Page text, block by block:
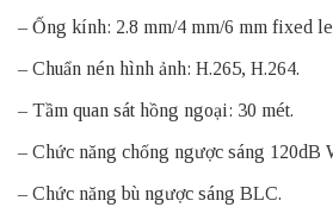
– Ống kính: 2.8 mm/4 mm/6 mm fixed
– Chuẩn nén hình ảnh: H.265, H.264.
– Tầm quan sát hồng ngoại: 30 mét.
– Chức năng chống ngược sáng 120dB
– Chức năng bù ngược sáng BLC.